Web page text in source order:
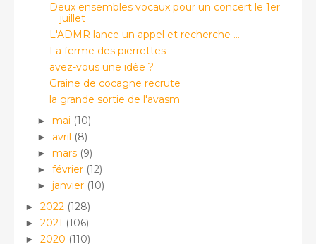
Deux ensembles vocaux pour un concert le 1er
juillet
L'ADMR lance un appel et recherche ...
La ferme des pierrettes
avez-vous une idée ?
Graine de cocagne recrute
la grande sortie de l'avasm
► mai (10)
► avril (8)
► mars (9)
► février (12)
► janvier (10)
► 2022 (128)
► 2021 (106)
► 2020 (110)